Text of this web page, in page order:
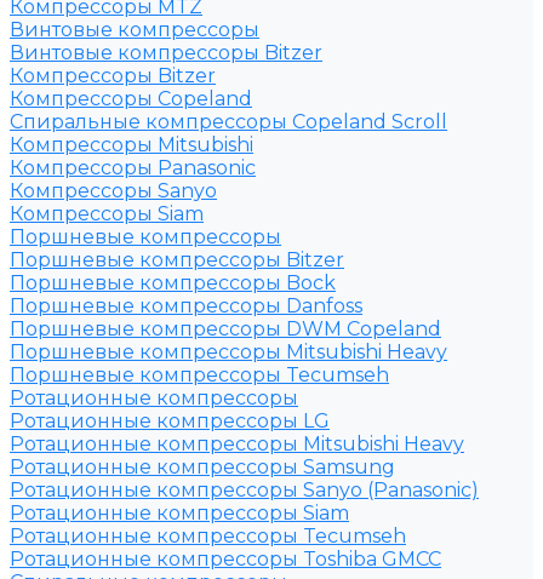
Компрессоры MTZ
Винтовые компрессоры
Винтовые компрессоры Bitzer
Компрессоры Bitzer
Компрессоры Copeland
Спиральные компрессоры Copeland Scroll
Компрессоры Mitsubishi
Компрессоры Panasonic
Компрессоры Sanyo
Компрессоры Siam
Поршневые компрессоры
Поршневые компрессоры Bitzer
Поршневые компрессоры Bock
Поршневые компрессоры Danfoss
Поршневые компрессоры DWM Copeland
Поршневые компрессоры Mitsubishi Heavy
Поршневые компрессоры Tecumseh
Ротационные компрессоры
Ротационные компрессоры LG
Ротационные компрессоры Mitsubishi Heavy
Ротационные компрессоры Samsung
Ротационные компрессоры Sanyo (Panasonic)
Ротационные компрессоры Siam
Ротационные компрессоры Tecumseh
Ротационные компрессоры Toshiba GMCC